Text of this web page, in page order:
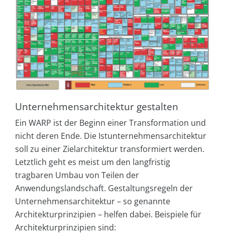
Unternehmensarchitektur gestalten
Ein WARP ist der Beginn einer Transformation und
nicht deren Ende. Die Istunternehmensarchitektur
soll zu einer Zielarchitektur transformiert werden.
Letztlich geht es meist um den langfristig
tragbaren Umbau von Teilen der
Anwendungslandschaft. Gestaltungsregeln der
Unternehmensarchitektur – so genannte
Architekturprinzipien – helfen dabei. Beispiele für
Architekturprinzipien sind: